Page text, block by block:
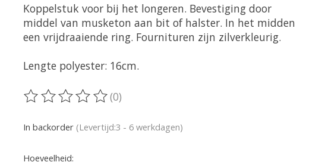
Koppelstuk voor bij het longeren. Bevestiging door
middel van musketon aan bit of halster. In het midden
een vrijdraaiende ring. Fournituren zijn zilverkleurig.
Lengte polyester: 16cm.
De beoordeling van dit product is
(0)
In backorder (Levertijd:3 - 6 werkdagen)
Hoeveelheid: